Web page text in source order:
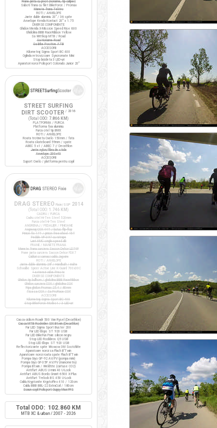
Frane janta cu pivot (noname, tip caliper)
Saboti frana cu filet BikeForce / Promax
Manete frana Tektro
ROTI / ANVELOPE
Jante duble aluminiu 20" / 36 spite
Anvelope Kenda Kontact 20" x 1.75
DIVERSE COMPONENTE
Ghidon Merida X-Mission Speed Rise 600
Ghidolina BBB RaceRibbon Yellow
Sa Wittkop MTB / Road
Sa Noname Road
Sa Bike Positive ATB
ACCESORII
Kilometraj Sigma Sport BC 400
Oglinda retrovizoare Syncromate Mini
Stop bicicleta 3 LED-uri
Aparatori noroi Polisport Colorado Junior 20"
STREET SURFING
DIRT SCOOTER / 2016
(Total ODO: 7.866 KM )
PLATFORMA / FURCA
Platforma fixa aluminiu
Furca otel tip BMX
ROTI / ANVELOPE
Roata trotineta Oxelo 150mm / fata
Roata skateboard 59mm / spate
ABEC 5 x1 / ABEC 7 // Decathlon
Jante nylon/fibra de sticla
Anvelope 200x40
ACCESORII
Suport Oxelo / platforma pentru copil
DRAG STEREO Fixie/SSP 2014
(Total ODO: 1.746 KM )
CADRU / FURCA
Cadru otel Hi-Ten Steel 520mm
Furca otel Hi-Ten Steel
ANGRENAJ / PEDALIER / PINIOANE
Angrenaj COX 44T / butuc flip-flop
Pinion fix 17T / pinion freewheel 16T
Pedale VP-397 cu ratrape
Lant KMC single-speed alb
FRANE / MANETE FRANA
Manete frana cursiera Saccon Dekor LD74P
Frane janta cursiera Saccon Dekor FD07
Cabluri si camasi cablu Jagwire
ROTI / ANVELOPE
Jante duble aluminiu 28" / Handbuilt / inalte
Schwalbe Spicer Active Line K-Guard 700x30C
+ extensii valve Presta
DIVERSE COMPONENTE
Ghidon tip bullhorn / ghidolina BBB RaceRibbon
Ghidon cursiera COX / ghidolina COX
Pipa ghidon Promax 25.4 / 80mm
Tisa sa COX / Sa ProRace COX
ACCESORII
Kilometraj Sigma Sport BC 400
Stop BikeForce Modest / 3 LED-uri
Casca ciclism Roadr 500 Van Rysel (Decathlon)
Casca MTB Rockrider SIX Btwin (Decathlon)
Far LED Sigma Sport Buster 200
Far LED Elops ST 920 USB
Far LED BikeFun Pixie silicon negru
Stop LED Rockbros Q5 USB
Stop LED Elops ST 920 USB
Reflectorizante spite Wowow 3M Scotchlite
Aparatoare noroi sa Flash B'Twin
Aparatoare noroi roata spate Flash B'Twin
Pompa Giyo GP-92 AV/FV (pompa mini)
Pompa Giyo GF-35P AV/FV (manometru)
Pompa Btwin / Weldtite (cartuse CO2)
Antifurt ABUS U-mini 40 U-Lock
Antifurt ABUS Bordo Granit 6500 X-Plus
Antifurt Trelock BS 450 U-Lock
Cablu Kryptonite KryptoFlex 410 / 120cm
Cablu BBB BBL-22 ExtraCoil / 180cm
Scaun copil Polisport Guppy Maxi FFS
Total ODO: 102.860 KM
MTB XC & urban / 2007 - 2026